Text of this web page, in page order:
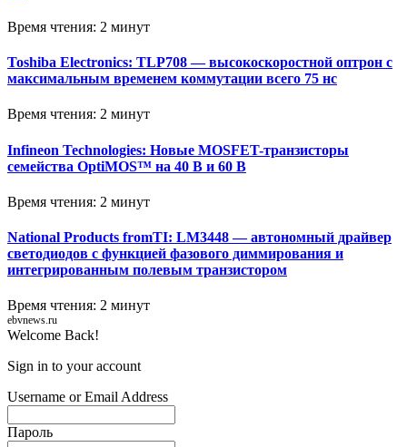
Время чтения: 2 минут
Toshiba Electronics: TLP708 — высокоскоростной оптрон с
максимальным временем коммутации всего 75 нс
Время чтения: 2 минут
Infineon Technologies: Новые MOSFET-транзисторы
семейства OptiMOS™ на 40 В и 60 В
Время чтения: 2 минут
National Products fromTI: LM3448 — автономный драйвер
светодиодов с функцией фазового диммирования и
интегрированным полевым транзистором
Время чтения: 2 минут
ebvnews.ru
Welcome Back!
Sign in to your account
Username or Email Address
Пароль